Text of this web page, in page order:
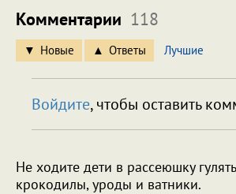
Комментарии 118
Новые Ответы Лучшие
Войдите, чтобы оставить
Не ходите дети в рассеюшку
крокодилы, уроды и ватники.